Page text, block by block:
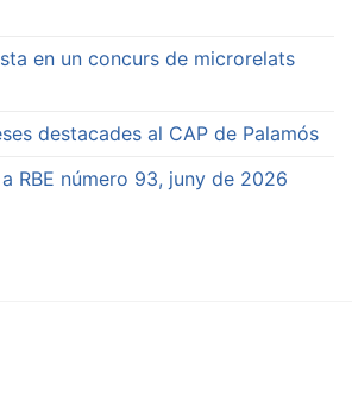
en un concurs de microrelats
destacades al CAP de Palamós
RBE número 93, juny de 2026